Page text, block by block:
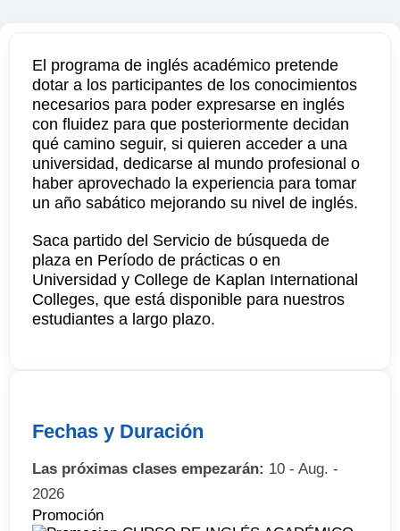
El programa de inglés académico pretende
dotar a los participantes de los conocimientos
necesarios para poder expresarse en inglés
con fluidez para que posteriormente decidan
qué camino seguir, si quieren acceder a una
universidad, dedicarse al mundo profesional o
haber aprovechado la experiencia para tomar
un año sabático mejorando su nivel de inglés.
Saca partido del Servicio de búsqueda de
plaza en Período de prácticas o en
Universidad y College de Kaplan International
Colleges, que está disponible para nuestros
estudiantes a largo plazo.
Fechas y Duración
Las próximas clases empezarán: 10 - Aug. -
2026
Promoción